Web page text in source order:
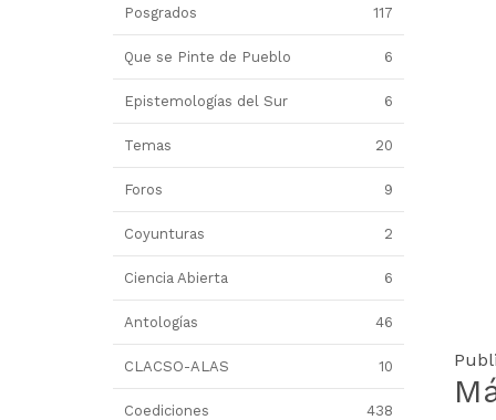
Posgrados 117
Que se Pinte de Pueblo 6
Epistemologías del Sur 6
Temas 20
Foros 9
Coyunturas 2
Ciencia Abierta 6
Antologías 46
CLACSO-ALAS 10
Coediciones 438